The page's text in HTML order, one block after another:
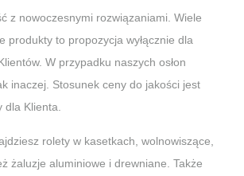
z nowoczesnymi rozwiązaniami. Wiele
produkty to propozycja wyłącznie dla
W przypadku naszych osłon
inaczej. Stosunek ceny do jakości jest
dla Klienta.
rolety w kasetkach, wolnowiszące,
żaluzje aluminiowe i drewniane. Także